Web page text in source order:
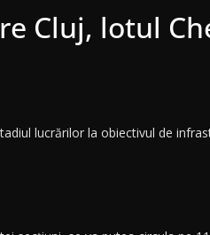
Cluj, lotul
lucrărilor la obiectivul de